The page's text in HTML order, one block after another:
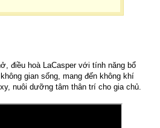
điều hoà LaCasper với tính năng bổ
gian sống, mang đến không khí
nuôi dưỡng tâm thân trí cho gia chủ.